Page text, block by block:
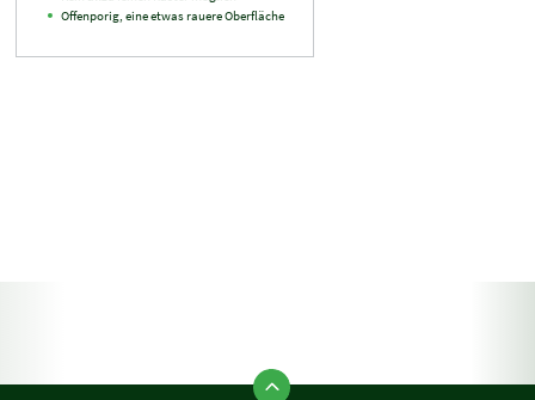
Offenporig, eine etwas rauere Oberfläche